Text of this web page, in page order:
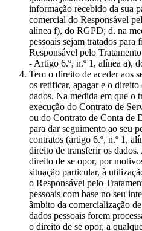
informação recebido da sua
comercial do Responsável
alínea f), do RGPD; d. na
pessoais sejam tratados para
Responsável pelo
- Artigo 6.º, n.º 1, alínea a),
Tem o direito de aceder aos
os retificar, apagar e o
dados. Na medida em que o
execução do Contrato de
ou do Contrato de Conta de
para dar seguimento ao seu
contratos (artigo 6.º, n.º 1,
direito de transferir os
direito de se opor, por
situação particular, à
o Responsável pelo
pessoais com base no seu
âmbito da comercialização
dados pessoais forem
o direito de se opor, a